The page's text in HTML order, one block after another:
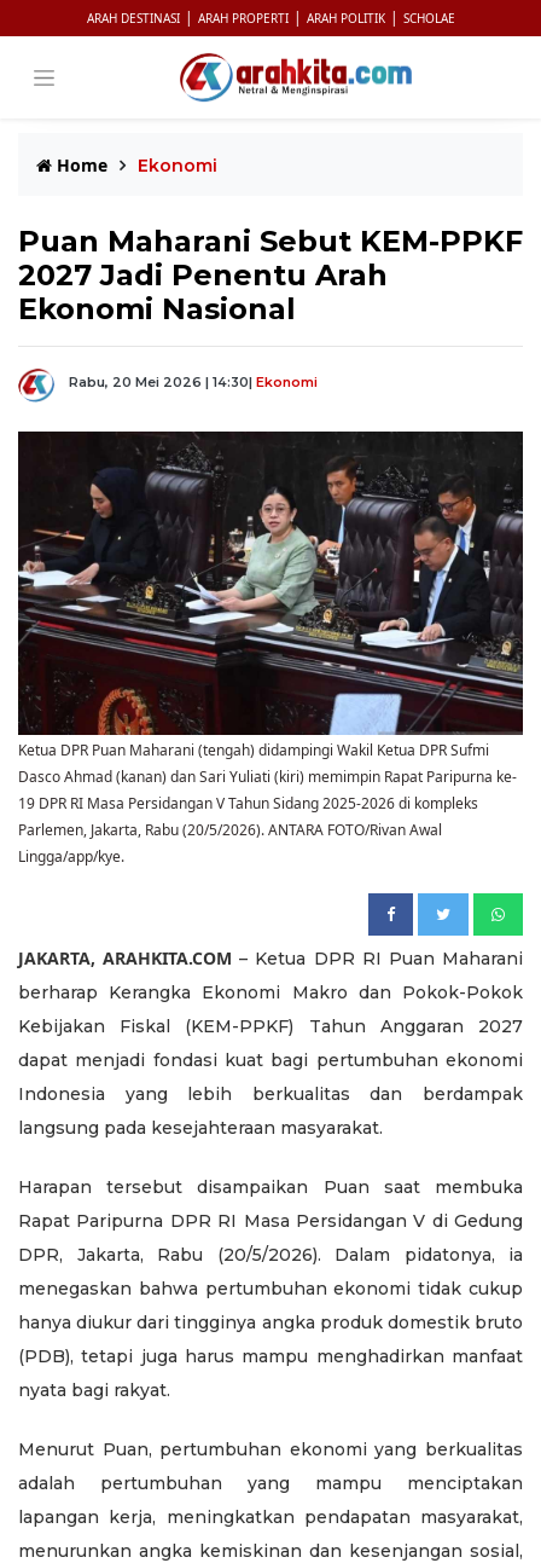
ARAH DESTINASI | ARAH PROPERTI | ARAH POLITIK | SCHOLAE
Home Ekonomi
Puan Maharani Sebut KEM-PPKF
2027 Jadi Penentu Arah
Ekonomi Nasional
Rabu, 20 Mei 2026 | 14:30| Ekonomi
Ketua DPR Puan Maharani (tengah) didampingi Wakil Ketua DPR Sufmi
Dasco Ahmad (kanan) dan Sari Yuliati (kiri) memimpin Rapat Paripurna ke-
19 DPR RI Masa Persidangan V Tahun Sidang 2025-2026 di kompleks
Parlemen, Jakarta, Rabu (20/5/2026). ANTARA FOTO/Rivan Awal
Lingga/app/kye.
JAKARTA, ARAHKITA.COM – Ketua DPR RI Puan Maharani
berharap Kerangka Ekonomi Makro dan Pokok-Pokok
Kebijakan Fiskal (KEM-PPKF) Tahun Anggaran 2027
dapat menjadi fondasi kuat bagi pertumbuhan ekonomi
Indonesia yang lebih berkualitas dan berdampak
langsung pada kesejahteraan masyarakat.
Harapan tersebut disampaikan Puan saat membuka
Rapat Paripurna DPR RI Masa Persidangan V di Gedung
DPR, Jakarta, Rabu (20/5/2026). Dalam pidatonya, ia
menegaskan bahwa pertumbuhan ekonomi tidak cukup
hanya diukur dari tingginya angka produk domestik bruto
(PDB), tetapi juga harus mampu menghadirkan manfaat
nyata bagi rakyat.
Menurut Puan, pertumbuhan ekonomi yang berkualitas
adalah pertumbuhan yang mampu menciptakan
lapangan kerja, meningkatkan pendapatan masyarakat,
menurunkan angka kemiskinan dan kesenjangan sosial,